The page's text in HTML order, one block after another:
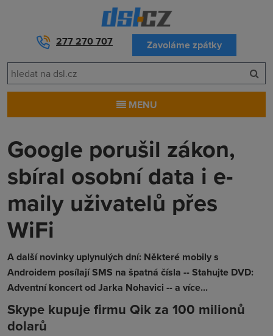
277 270 707 Zavoláme zpátky
MENU
Google porušil zákon,
sbíral osobní data i e-
maily uživatelů přes
WiFi
A další novinky uplynulých dní: Některé mobily s
Androidem posílají SMS na špatná čísla -- Stahujte DVD:
Adventní koncert od Jarka Nohavici -- a více...
Skype kupuje firmu Qik za 100 milionů
dolarů